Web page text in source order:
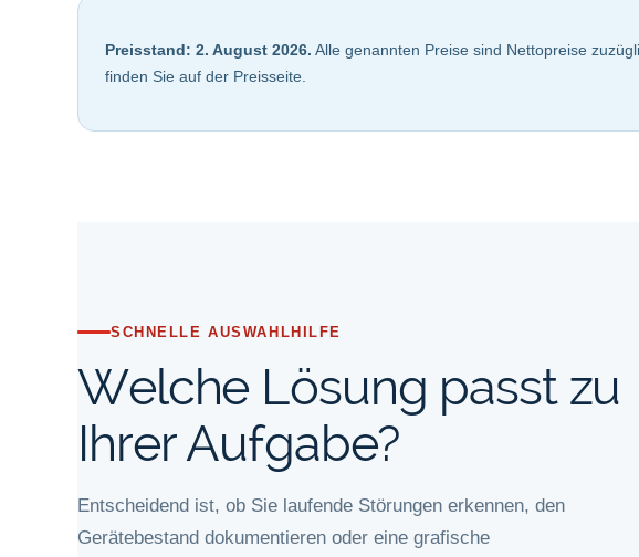
Preisstand: 2. August 2026. Alle genannten Preise sind Nettopreise
finden Sie auf der Preisseite.
SCHNELLE AUSWAHLHILFE
Welche Lösung passt zu
Ihrer Aufgabe?
Entscheidend ist, ob Sie laufende Störungen erkennen, den
Gerätebestand dokumentieren oder eine grafische